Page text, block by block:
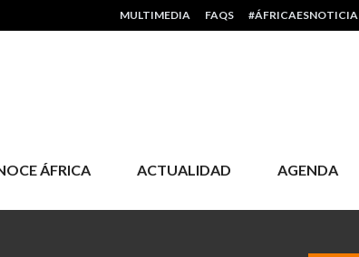
HEADER MENU
MULTIMEDIA FAQS #ÁFRICAESNOTICIA
ÁFRICA ACTUALIDAD AGENDA